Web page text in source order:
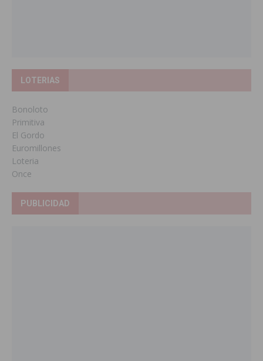
LOTERIAS
Bonoloto
Primitiva
El Gordo
Euromillones
Loteria
Once
PUBLICIDAD